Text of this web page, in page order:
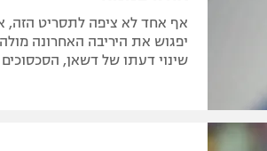
שינוי דעתו של דשאן,